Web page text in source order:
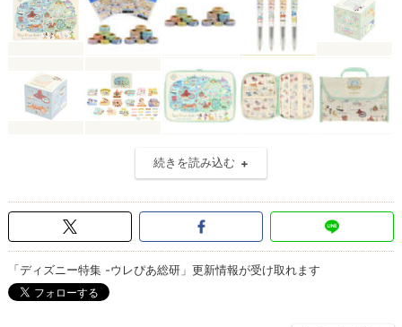
続きを読み込む
「ディズニー特集 -ウレぴあ総研」更新情報が受け取れます